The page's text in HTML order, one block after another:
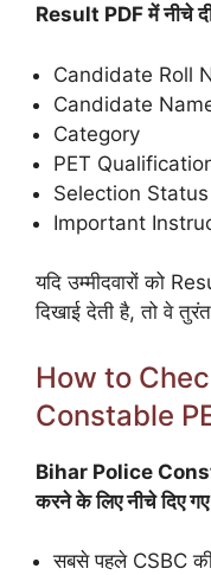
Result PDF में नीचे दी
Candidate Roll
Candidate
Category
PET
Selection Status
Important
यदि उम्मीदवारों को
दिखाई देती है, तो वे
How to
Constable
Bihar Police
करने के लिए नीचे दिए
सबसे पहले CSBC